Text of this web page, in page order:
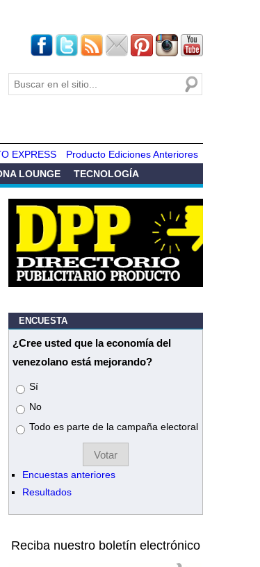
búsqueda
Buscar
Producto Ediciones Anteriores
EXPRESS
LOUNGE
TECNOLOGÍA
ENCUESTA
¿Cree usted que la economía del
venezolano está mejorando?
Opciones
Sí
No
Todo es parte de la campaña electoral
Encuestas anteriores
Resultados
Reciba nuestro boletín electrónico